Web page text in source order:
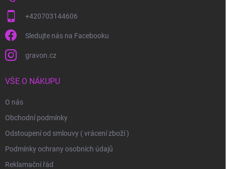
+420703144606
Sledujte nás na Facebooku
gravon.cz
VŠE O NÁKUPU
O nás
Obchodní podmínky
Odstoupení od smlouvy ( vrácení zboží )
Podmínky ochrany osobních údajů
Reklamační řád